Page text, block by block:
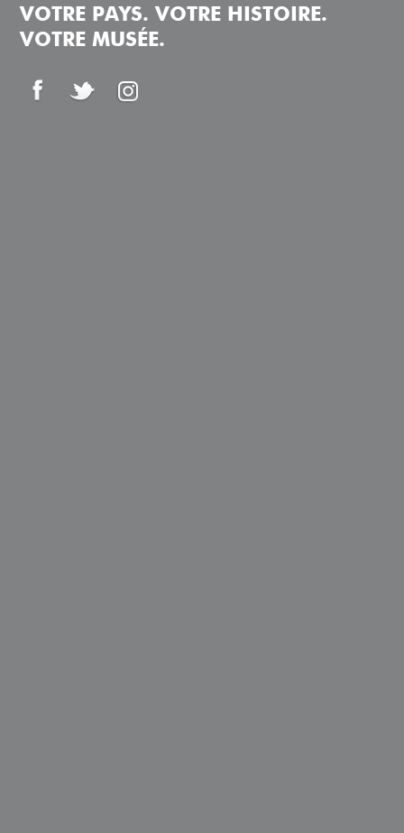
VOTRE PAYS. VOTRE HISTOIRE.
VOTRE MUSÉE.